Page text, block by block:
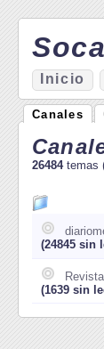
nicio
Canales
26484temas
(24845 sin
(1639 sin